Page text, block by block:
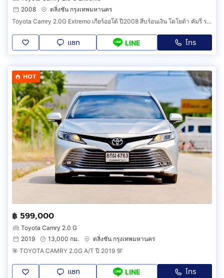
2008
ตลิ่งชัน กรุงเทพมหานคร
Toyota Camry 2.0G Extremo เกียร์ออโต้ ปี2008 สีบร์อนเงิน โตโยต้า คัมรี่ รถเก๋ง รถสวยสภาพนางฟ้า
แชท LINE โทร
HOT
฿ 599,000
Toyota Camry 2.0 G
2019
13,000 กม.
ตลิ่งชัน กรุงเทพมหานคร
🎯 TOYOTA CAMRY 2.0G A/T ปี 2019 💯
แชท LINE โทร